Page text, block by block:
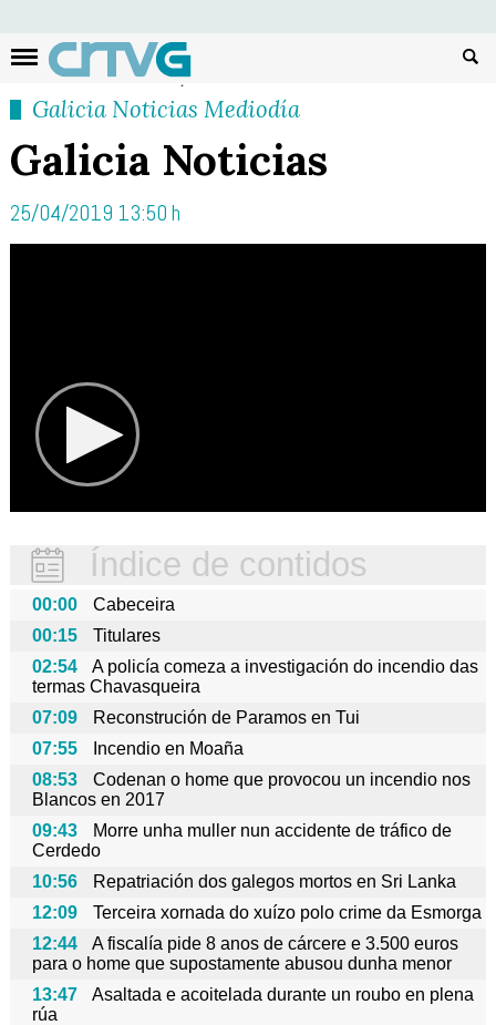
Galicia Noticias Mediodía
Galicia Noticias
25/04/2019 13:50 h
Índice de contidos
00:00
Cabeceira
00:15
Titulares
02:54
A policía comeza a investigación do incendio das
termas Chavasqueira
07:09
Reconstrución de Paramos en Tui
07:55
Incendio en Moaña
08:53
Codenan o home que provocou un incendio nos
Blancos en 2017
09:43
Morre unha muller nun accidente de tráfico de
Cerdedo
10:56
Repatriación dos galegos mortos en Sri Lanka
12:09
Terceira xornada do xuízo polo crime da Esmorga
12:44
A fiscalía pide 8 anos de cárcere e 3.500 euros
para o home que supostamente abusou dunha menor
13:47
Asaltada e acoitelada durante un roubo en plena
rúa